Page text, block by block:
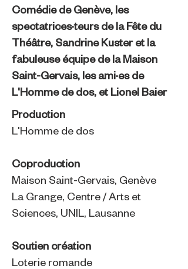
Comédie de Genève, les
spectatrices·teurs de la Fête du
Théâtre, Sandrine Kuster et la
fabuleuse équipe de la Maison
Saint-Gervais, les ami·es de
L'Homme de dos, et Lionel Baier
Production
L'Homme de dos
Coproduction
Maison Saint-Gervais, Genève
La Grange, Centre / Arts et
Sciences, UNIL, Lausanne
Soutien création
Loterie romande